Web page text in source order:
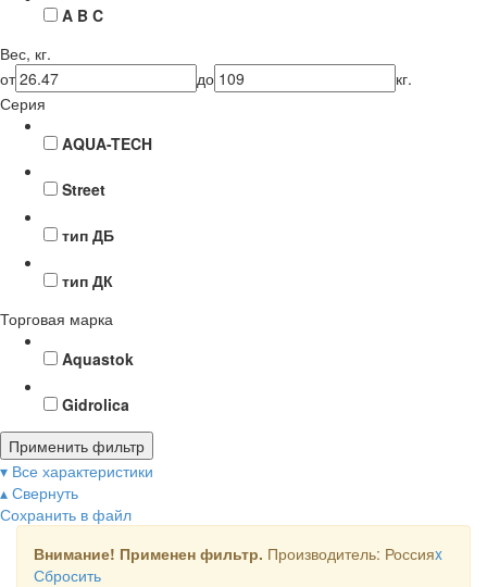
A B C
Вес, кг.
от
до
кг.
Серия
AQUA-TECH
Street
тип ДБ
тип ДК
Торговая марка
Aquastok
Gidrolica
Применить фильтр
▾ Все характеристики
▴ Свернуть
Сохранить в файл
Внимание! Применен фильтр. Производитель: Россияx
Сбросить